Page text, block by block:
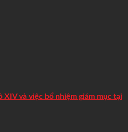
XIV và việc bổ nhiệm giám mục tại